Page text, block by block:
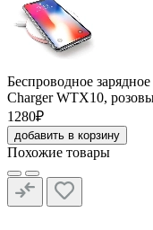
Беспроводное
Charger WTX10,
1280₽
добавить в корзину
Похожие товары